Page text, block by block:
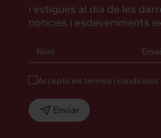
i estigues al dia de les
notícies i esdeveniments
Accepto els termes i
Enviar